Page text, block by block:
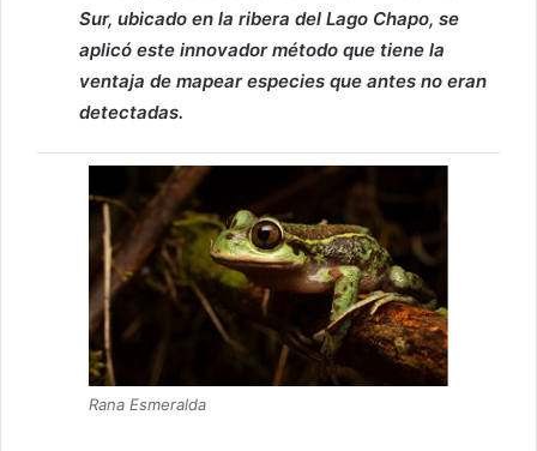
Sur, ubicado en la ribera del Lago Chapo, se
aplicó este innovador método que tiene la
ventaja de mapear especies que antes no eran
detectadas.
Rana Esmeralda